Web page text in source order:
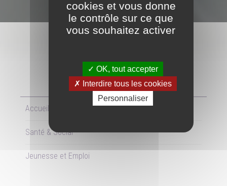
JEUNESSE ET EMPLOI
Accueil
Santé & Social
Jeunesse et Emploi
cookies et vous donne
le contrôle sur ce que
vous souhaitez activer
OK, tout accepter
Interdire tous les cookies
Personnaliser